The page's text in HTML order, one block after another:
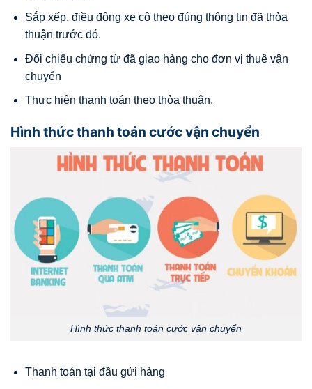
Sắp xếp, điều động xe cộ theo đúng thông tin đã thỏa
thuận trước đó.
Đối chiếu chứng từ đã giao hàng cho đơn vị thuê vận
chuyển
Thực hiện thanh toán theo thỏa thuận.
Hình thức thanh toán cước vận chuyển
Hình thức thanh toán cước vận chuyển
Thanh toán tại đầu gửi hàng